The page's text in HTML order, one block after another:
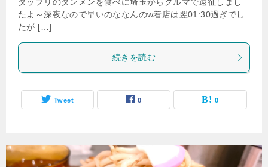
たよ～深夜なので早いのななんのw着店は翌01:30過ぎでし
たが […]
続きを読む
Tweet 0 0